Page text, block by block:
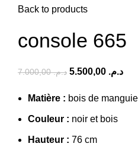
Back to products
console 665
د.م.7.000,00 د.م.
Matière : bois de
Couleur : noir et bois
Hauteur : 76 cm